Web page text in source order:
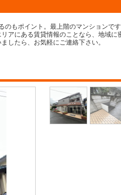
もポイント。最上階のマンションで
アにある賃貸情報のことなら、地域
したら、お気軽にご連絡下さい。